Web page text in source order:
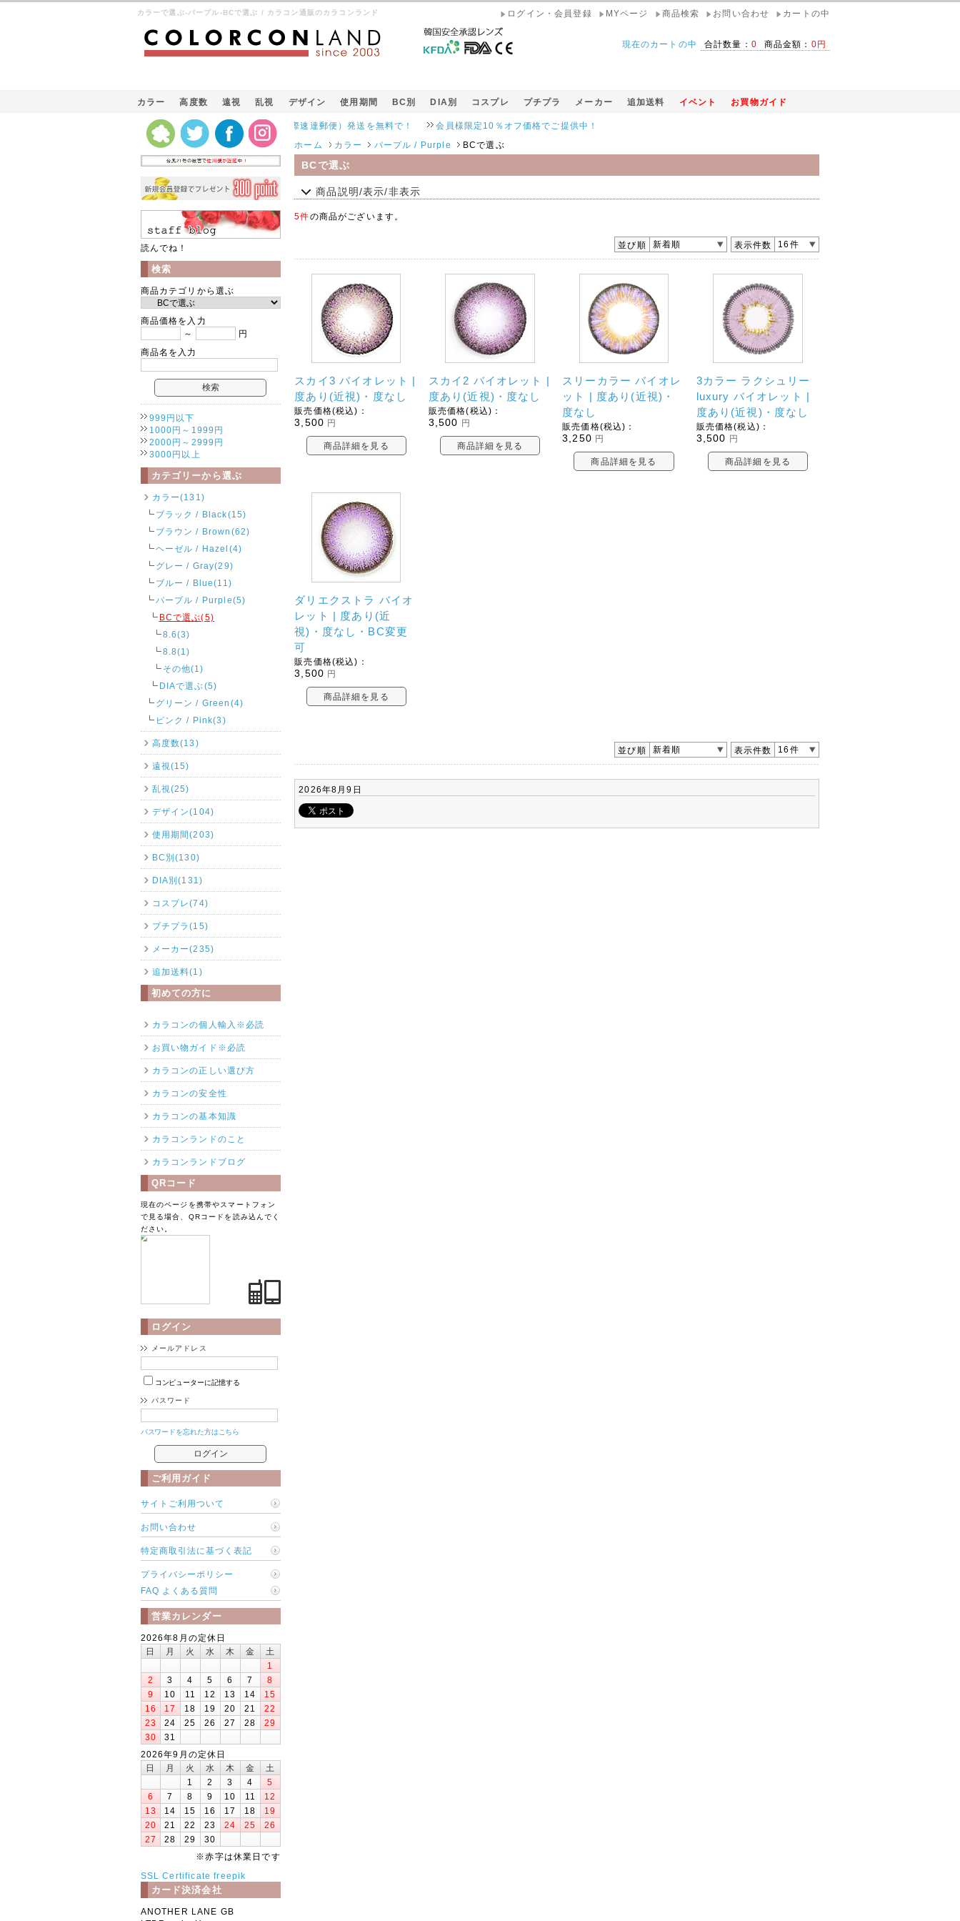
カラーで選ぶ-パープル-BCで選ぶ / カラコン通販のカラコンランド ログイン・会員登録 MYページ 商品検索 お問い合わせ カートの中
現在のカートの中 合計数量： 0 商品金額： 0円
カラー 高度数 遠視 乱視 デザイン 使用期間 BC別 DIA別 コスプレ プチプラ メーカー 追加送料 イベント お買物ガイド
Kパケット（韓国の国際速達郵便）発送を無料で！ 会員様限定10％オフ価格でご提供中！
ホーム カラー パープル / Purple BCで選ぶ
BCで選ぶ
商品説明/表示/非表示
5件の商品がございます。
並び順 新着順 表示件数 16件
スカイ3 バイオレット |
度あり(近視)・度なし
販売価格(税込)：
3,500 円
商品詳細を見る
スカイ2 バイオレット |
度あり(近視)・度なし
販売価格(税込)：
3,500 円
商品詳細を見る
スリーカラー バイオレ
ット | 度あり(近視)・
度なし
販売価格(税込)：
3,250 円
商品詳細を見る
3カラー ラクシュリー
luxury バイオレット |
度あり(近視)・度なし
販売価格(税込)：
3,500 円
商品詳細を見る
ダリエクストラ バイオ
レット | 度あり(近
視)・度なし・BC変更
可
販売価格(税込)：
3,500 円
商品詳細を見る
並び順 新着順 表示件数 16件
2026年8月9日
読んでね！
検索
商品カテゴリから選ぶ
商品価格を入力
～
円
商品名を入力
999円以下
1000円～1999円
2000円～2999円
3000円以上
カテゴリーから選ぶ
カラー(131)
ブラック / Black(15)
ブラウン / Brown(62)
ヘーゼル / Hazel(4)
グレー / Gray(29)
ブルー / Blue(11)
パープル / Purple(5)
BCで選ぶ(5)
8.6(3)
8.8(1)
その他(1)
DIAで選ぶ(5)
グリーン / Green(4)
ピンク / Pink(3)
高度数(13)
遠視(15)
乱視(25)
デザイン(104)
使用期間(203)
BC別(130)
DIA別(131)
コスプレ(74)
プチプラ(15)
メーカー(235)
追加送料(1)
初めての方に
カラコンの個人輸入※必読
お買い物ガイド※必読
カラコンの正しい選び方
カラコンの安全性
カラコンの基本知識
カラコンランドのこと
カラコンランドブログ
QRコード
現在のページを携帯やスマートフォン
で見る場合、QRコードを読み込んでく
ださい。
ログイン
メールアドレス
コンピューターに記憶する
パスワード
パスワードを忘れた方はこちら
ご利用ガイド
サイトご利用ついて
お問い合わせ
特定商取引法に基づく表記
プライバシーポリシー
FAQ よくある質問
営業カレンダー
2026年8月の定休日
日
月 火 水 木 金
土
1
2
3 4 5 6 7
8
9
10 11 12 13 14
15
16
17 18 19 20 21
22
23
24 25 26 27 28
29
30
31
2026年9月の定休日
日
月 火 水 木 金
土
1
2 3 4
5
6
7 8 9 10 11
12
13
14 15 16 17 18
19
20
21 22 23 24 25
26
27
28 29
30
※赤字は休業日です
SSL Certificate freepik
カード決済会社
ANOTHER LANE GB